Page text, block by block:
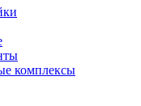
комплексы